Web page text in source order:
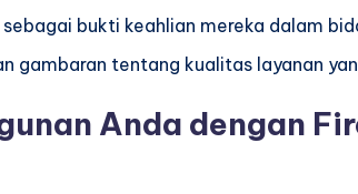
bukti keahlian mereka dalam
gambaran tentang kualitas layanan
Anda dengan